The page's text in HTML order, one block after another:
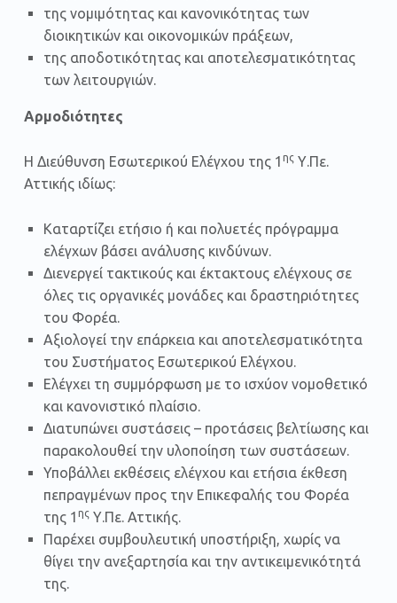
της νομιμότητας και κανονικότητας των
διοικητικών και οικονομικών πράξεων,
της αποδοτικότητας και αποτελεσματικότητας
των λειτουργιών.
Αρμοδιότητες
Η Διεύθυνση Εσωτερικού Ελέγχου της 1 ηςΥ.Πε.
Αττικής ιδίως:
Καταρτίζει ετήσιο ή και πολυετές πρόγραμμα
ελέγχων βάσει ανάλυσης κινδύνων.
Διενεργεί τακτικούς και έκτακτους ελέγχους σε
όλες τις οργανικές μονάδες και δραστηριότητες
του Φορέα.
Αξιολογεί την επάρκεια και αποτελεσματικότητα
του Συστήματος Εσωτερικού Ελέγχου.
Ελέγχει τη συμμόρφωση με το ισχύον νομοθετικό
και κανονιστικό πλαίσιο.
Διατυπώνει συστάσεις – προτάσεις βελτίωσης και
παρακολουθεί την υλοποίηση των συστάσεων.
Υποβάλλει εκθέσεις ελέγχου και ετήσια έκθεση
πεπραγμένων προς την Επικεφαλής του Φορέα
της 1 ηςΥ.Πε. Αττικής.
Παρέχει συμβουλευτική υποστήριξη, χωρίς να
θίγει την ανεξαρτησία και την αντικειμενικότητά
της.